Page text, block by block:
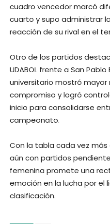
cuadro vencedor marcó
cuarto y supo administrar
reacción de su rival en el
Otro de los partidos
UDABOL frente a San
universitario mostró
compromiso y logró
inicio para consolidarse
campeonato.
Con la tabla cada vez
aún con partidos
femenina promete una
emoción en la lucha por el
clasificación.